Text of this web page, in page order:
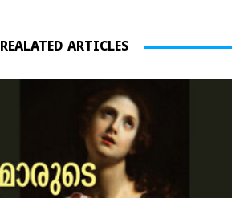
REALATED ARTICLES